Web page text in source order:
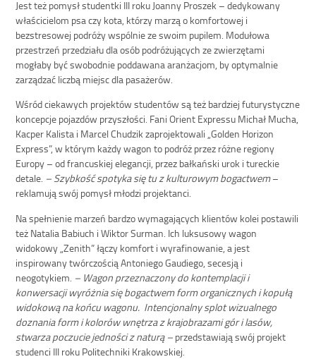
Jest też pomysł studentki III roku Joanny Proszek – dedykowany
właścicielom psa czy kota, którzy marzą o komfortowej i
bezstresowej podróży wspólnie ze swoim pupilem. Modułowa
przestrzeń przedziału dla osób podróżujących ze zwierzętami
mogłaby być swobodnie poddawana aranżacjom, by optymalnie
zarządzać liczbą miejsc dla pasażerów.
Wśród ciekawych projektów studentów są też bardziej futurystyczne
koncepcje pojazdów przyszłości. Fani Orient Expressu Michał Mucha,
Kacper Kalista i Marcel Chudzik zaprojektowali „Golden Horizon
Express”, w którym każdy wagon to podróż przez różne regiony
Europy – od francuskiej elegancji, przez bałkański urok i tureckie
detale. – Szybkość spotyka się tu z kulturowym bogactwem–
reklamują swój pomysł młodzi projektanci.
Na spełnienie marzeń bardzo wymagających klientów kolei postawili
też Natalia Babiuch i Wiktor Surman. Ich luksusowy wagon
widokowy „Zenith” łączy komfort i wyrafinowanie, a jest
inspirowany twórczością Antoniego Gaudiego, secesją i
neogotykiem. – Wagon przeznaczony do kontemplacji i
konwersacji wyróżnia się bogactwem form organicznych i kopułą
widokową na końcu wagonu. Intencjonalny splot wizualnego
doznania form i kolorów wnętrza z krajobrazami gór i lasów,
stwarza poczucie jedności z naturą – przedstawiają swój projekt
studenci III roku Politechniki Krakowskiej.